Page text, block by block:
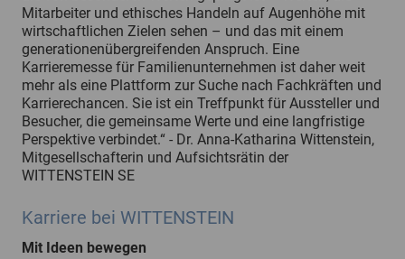
Mitarbeiter und ethisches Handeln auf Augenhöhe mit
wirtschaftlichen Zielen sehen – und das mit einem
generationenübergreifenden Anspruch. Eine
Karrieremesse für Familienunternehmen ist daher weit
mehr als eine Plattform zur Suche nach Fachkräften und
Karrierechancen. Sie ist ein Treffpunkt für Aussteller und
Besucher, die gemeinsame Werte und eine langfristige
Perspektive verbindet.“ - Dr. Anna-Katharina Wittenstein,
Mitgesellschafterin und Aufsichtsrätin der
WITTENSTEIN SE
Karriere bei WITTENSTEIN
Mit Ideen bewegen